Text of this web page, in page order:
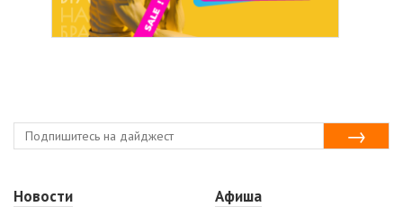
Новости
Афиша